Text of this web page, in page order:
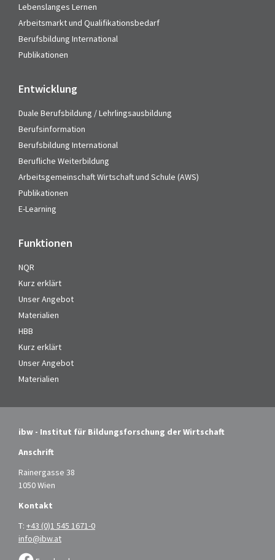
Lebenslanges Lernen
Arbeitsmarkt und Qualifikationsbedarf
Berufsbildung International
Publikationen
Entwicklung
Duale Berufsbildung / Lehrlingsausbildung
Berufsinformation
Berufsbildung International
Berufliche Weiterbildung
Arbeitsgemeinschaft Wirtschaft und Schule (AWS)
Publikationen
E-Learning
Funktionen
NQR
Kurz erklärt
Unser Angebot
Materialien
HBB
Kurz erklärt
Unser Angebot
Materialien
ibw - Institut für Bildungsforschung der Wirtschaft
Anschrift
Rainergasse 38
1050 Wien
Kontakt
T: +43 (0)1 545 1671-0
info@ibw.at